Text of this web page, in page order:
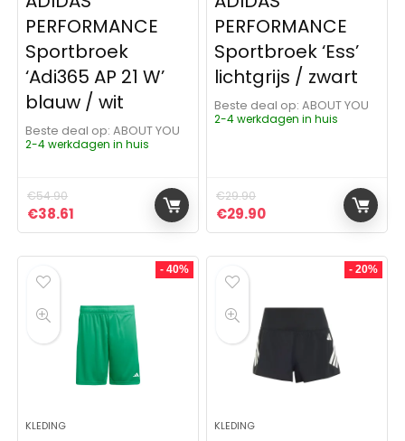
PERFORMANCE
Sportbroek
‘Adi365 AP 21 W’
blauw / wit
Beste deal op:
ABOUT YOU
2-4 werkdagen in huis
€54.90
Oorspronkelijke prijs was: €54.90.
€38.61 Huidige prijs is: €38.61.
PERFORMANCE
Sportbroek ‘Ess’
lichtgrijs / zwart
Beste deal op:
ABOUT YOU
2-4 werkdagen in huis
€29.90
Oorspronkelijke prijs was:
€29.90Huidige prijs is:
- 40%
KLEDING
- 20%
KLEDING